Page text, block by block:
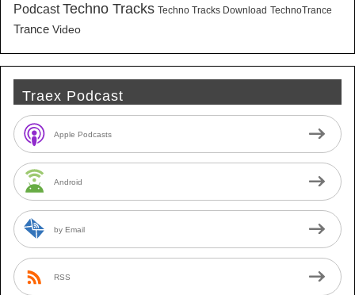
Podcast Techno Tracks Techno Tracks Download TechnoTrance
Trance Video
Traex Podcast
Apple Podcasts
Android
by Email
RSS